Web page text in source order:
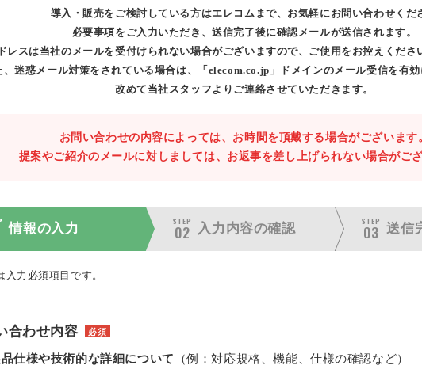
導入・販売をご検討している方はエレコムまで、お気軽にお問い合わせくだ
必要事項をご入力いただき、送信完了後に確認メールが送信されます。
レスは当社のメールを受付けられない場合がございますので、ご使用をお控えくださ
、迷惑メール対策をされている場合は、「elecom.co.jp」ドメインのメール受信を有効
改めて当社スタッフよりご連絡させていただきます。
お問い合わせの内容によっては、お時間を頂戴する場合がございます
提案やご紹介のメールに対しましては、お返事を差し上げられない場合がござ
情報の入力
STEP
02 入力内容の確認
STEP
03 送信
入力必須項目です。
合わせ内容 必須
仕様や技術的な詳細について （例：対応規格、機能、仕様の確認など）